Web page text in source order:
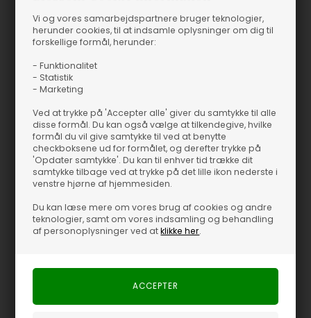
Vi og vores samarbejdspartnere bruger teknologier,
herunder cookies, til at indsamle oplysninger om dig til
forskellige formål, herunder:
- Funktionalitet
- Statistik
- Marketing
Ved at trykke på 'Accepter alle' giver du samtykke til alle
disse formål. Du kan også vælge at tilkendegive, hvilke
formål du vil give samtykke til ved at benytte
checkboksene ud for formålet, og derefter trykke på
'Opdater samtykke'. Du kan til enhver tid trække dit
samtykke tilbage ved at trykke på det lille ikon nederste i
venstre hjørne af hjemmesiden.
Du kan læse mere om vores brug af cookies og andre
teknologier, samt om vores indsamling og behandling
af personoplysninger ved atklikke her.